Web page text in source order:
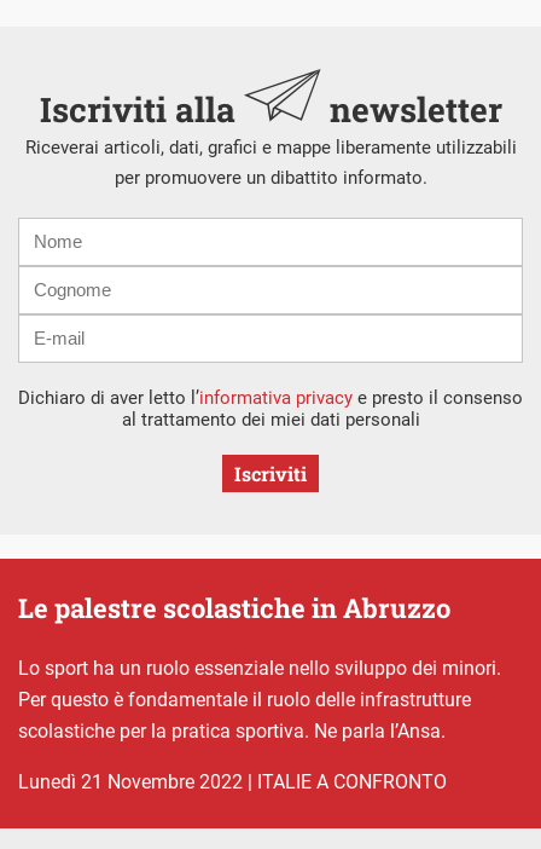
Iscriviti alla newsletter
Riceverai articoli, dati, grafici e mappe liberamente utilizzabili
per promuovere un dibattito informato.
mail
Dichiaro di aver letto l’informativa privacy e presto il consenso
al trattamento dei miei dati personali
Iscriviti
Le palestre scolastiche in Abruzzo
Lo sport ha un ruolo essenziale nello sviluppo dei minori.
Per questo è fondamentale il ruolo delle infrastrutture
scolastiche per la pratica sportiva. Ne parla l’Ansa.
lunedì 21 Novembre 2022 | ITALIE A CONFRONTO